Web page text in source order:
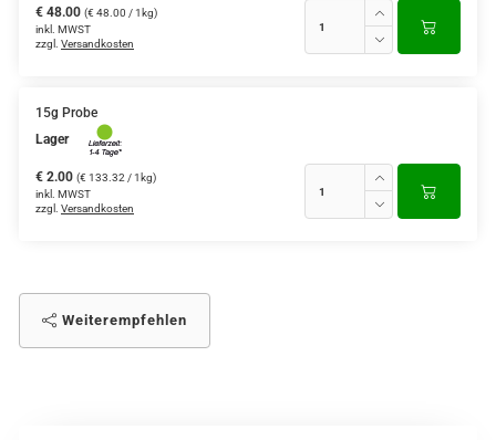
€ 48.00 (€ 48.00 / 1kg)
inkl. MWST
zzgl. Versandkosten
15g Probe
Lager
€ 2.00 (€ 133.32 / 1kg)
inkl. MWST
zzgl. Versandkosten
Weiterempfehlen